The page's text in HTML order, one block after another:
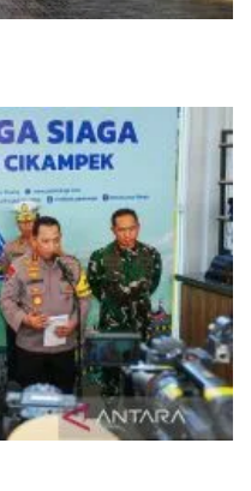
angkutan umum
tol penuh saat